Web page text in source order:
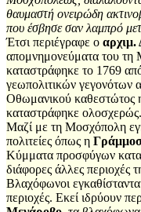
θαυμαστή ονειρώδη
που έσβησε σαν λαμπρό
Έτσι περιέγραφε ο αρχιμ.
απομνημονεύματα του
καταστράφηκε το 1769
γεωπολιτικών γεγονότων
Οθωμανικού καθεστώτος
καταστράφηκε ολοσχερώς.
Μαζί με τη Μoσχόπολη
πολιτείες όπως η
Κύμματα προσφύγων
διάφορες άλλες περιοχές
Βλαχόφωνοι
περιοχές. Εκεί ιδρύουν